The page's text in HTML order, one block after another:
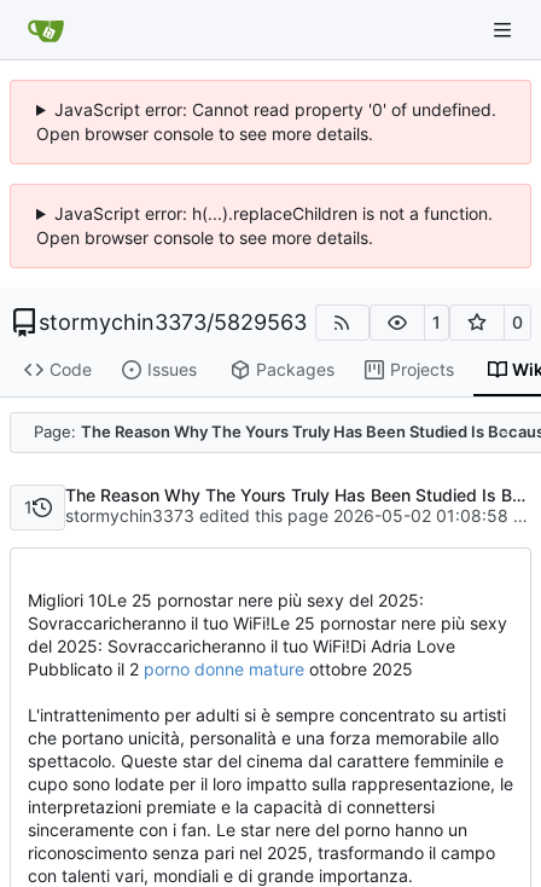
JavaScript error: Cannot read property '0' of undefined.
Open browser console to see more details.
JavaScript error: h(...).replaceChildren is not a function.
Open browser console to see more details.
stormychin3373/5829563 1 0
Code Issues Packages Projects
Page: The Reason Why The Yours Truly Has Been Studied Is
Code
1
The Reason Why The Yours Truly Has Been Studied Is Because BBW Pensa In a Manner That Is More Natural Than Movie Maturo.
stormychin3373 edited this page 2026-05-02 01:08:58 +08:00
Migliori 10Le 25 pornostar nere più sexy del 2025:
Sovraccaricheranno il tuo WiFi!Le 25 pornostar nere più sexy
del 2025: Sovraccaricheranno il tuo WiFi!Di Adria Love
Pubblicato il 2 porno donne mature ottobre 2025
L'intrattenimento per adulti si è sempre concentrato su artisti
che portano unicità, personalità e una forza memorabile allo
spettacolo. Queste star del cinema dal carattere femminile e
cupo sono lodate per il loro impatto sulla rappresentazione, le
interpretazioni premiate e la capacità di connettersi
sinceramente con i fan. Le star nere del porno hanno un
riconoscimento senza pari nel 2025, trasformando il campo
con talenti vari, mondiali e di grande importanza.